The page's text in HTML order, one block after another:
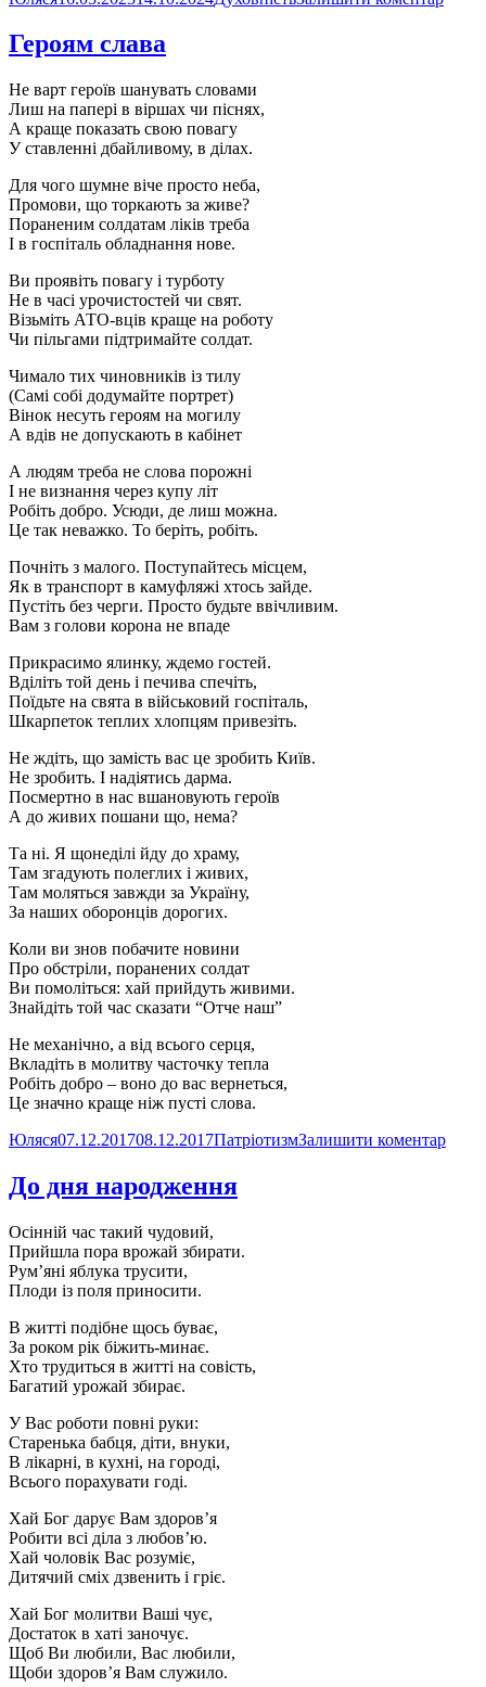
Героям слава
Не варт героїв шанувать словами
Лиш на папері в віршах чи піснях,
А краще показать свою повагу
У ставленні дбайливому, в ділах.
Для чого шумне віче просто неба,
Промови, що торкають за живе?
Пораненим солдатам ліків треба
І в госпіталь обладнання нове.
Ви проявіть повагу і турботу
Не в часі урочистостей чи свят.
Візьміть АТО-вців краще на роботу
Чи пільгами підтримайте солдат.
Чимало тих чиновників із тилу
(Самі собі додумайте портрет)
Вінок несуть героям на могилу
А вдів не допускають в кабінет
А людям треба не слова порожні
І не визнання через купу літ
Робіть добро. Усюди, де лиш можна.
Це так неважко. То беріть, робіть.
Почніть з малого. Поступайтесь місцем,
Як в транспорт в камуфляжі хтось зайде.
Пустіть без черги. Просто будьте ввічливим.
Вам з голови корона не впаде
Прикрасимо ялинку, ждемо гостей.
Вділіть той день і печива спечіть,
Поїдьте на свята в військовий госпіталь,
Шкарпеток теплих хлопцям привезіть.
Не ждіть, що замість вас це зробить Київ.
Не зробить. І надіятись дарма.
Посмертно в нас вшановують героїв
А до живих пошани що, нема?
Та ні. Я щонеділі йду до храму,
Там згадують полеглих і живих,
Там моляться завжди за Україну,
За наших оборонців дорогих.
Коли ви знов побачите новини
Про обстріли, поранених солдат
Ви помоліться: хай прийдуть живими.
Знайдіть той час сказати “Отче наш”
Не механічно, а від всього серця,
Вкладіть в молитву часточку тепла
Робіть добро – воно до вас вернеться,
Це значно краще ніж пусті слова.
Автор
ЮлясяОприлюднено
07.12.201708.12.2017Категорії
ПатріотизмЗалишити коментардо
До дня народження
Осінній час такий чудовий,
Прийшла пора врожай збирати.
Рум’яні яблука трусити,
Плоди із поля приносити.
В житті подібне щось буває,
За роком рік біжить-минає.
Хто трудиться в житті на совість,
Багатий урожай збирає.
У Вас роботи повні руки:
Старенька бабця, діти, внуки,
В лікарні, в кухні, на городі,
Всього порахувати годі.
Хай Бог дарує Вам здоров’я
Робити всі діла з любов’ю.
Хай чоловік Вас розуміє,
Дитячий сміх дзвенить і гріє.
Хай Бог молитви Ваші чує,
Достаток в хаті заночує.
Щоб Ви любили, Вас любили,
Щоби здоров’я Вам служило.